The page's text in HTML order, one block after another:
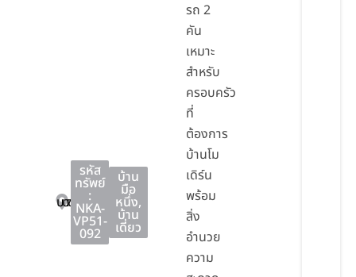
บางละมุง
บางละมุง
ชลบุรี
รหัส
ทรัพย์
:
NKA-
VP51-
092
บ้าน
มือ
หนึ่ง,
บ้าน
เดี่ยว
รถ 2
คัน
เหมาะ
สำหรับ
ครอบครัว
ที่
ต้องการ
บ้านโม
เดิร์น
พร้อม
สิ่ง
อำนวย
ความ